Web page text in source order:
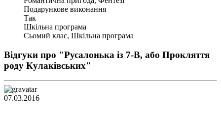
Подарункове виконання
Так
Шкільна програма
Сьомий клас, Шкільна програма
Відгуки про "Русалонька із 7-В, або Прокляття
роду Кулаківських"
07.03.2016